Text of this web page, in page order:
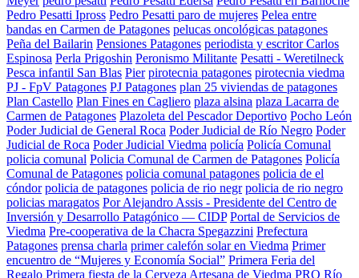
Pedro Pesatti Ipross Pedro Pesatti paro de mujeres Pelea entre
bandas en Carmen de Patagones pelucas oncológicas patagones
Peña del Bailarin Pensiones Patagones periodista y escritor Carlos
Espinosa Perla Prigoshin Peronismo Militante Pesatti - Weretilneck
Pesca infantil San Blas Pier pirotecnia patagones pirotecnia viedma
PJ - FpV Patagones PJ Patagones plan 25 viviendas de patagones
Plan Castello Plan Fines en Cagliero plaza alsina plaza Lacarra de
Carmen de Patagones Plazoleta del Pescador Deportivo Pocho León
Poder Judicial de General Roca Poder Judicial de Río Negro Poder
Judicial de Roca Poder Judicial Viedma policía Policía Comunal
policia comunal Policia Comunal de Carmen de Patagones Policía
Comunal de Patagones policia comunal patagones policia de el
cóndor policia de patagones policia de rio negr policia de rio negro
policias maragatos Por Alejandro Assis - Presidente del Centro de
Inversión y Desarrollo Patagónico — CIDP Portal de Servicios de
Viedma Pre-cooperativa de la Chacra Spegazzini Prefectura
Patagones prensa charla primer calefón solar en Viedma Primer
encuentro de “Mujeres y Economía Social” Primera Feria del
Regalo Primera fiesta de la Cerveza Artesana de Viedma PRO Río